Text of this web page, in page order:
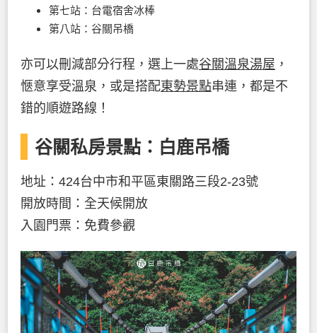
第七站：台電宿舍冰棒
第八站：谷關吊橋
亦可以刪減部分行程，選上一處谷關溫泉湯屋 ，
愜意享受溫泉，或是搭配東勢景點串連，都是不
錯的順遊路線！
谷關私房景點：白鹿吊橋
地址：424台中市和平區東關路三段2-23號
開放時間：全天候開放
入園門票：免費參觀